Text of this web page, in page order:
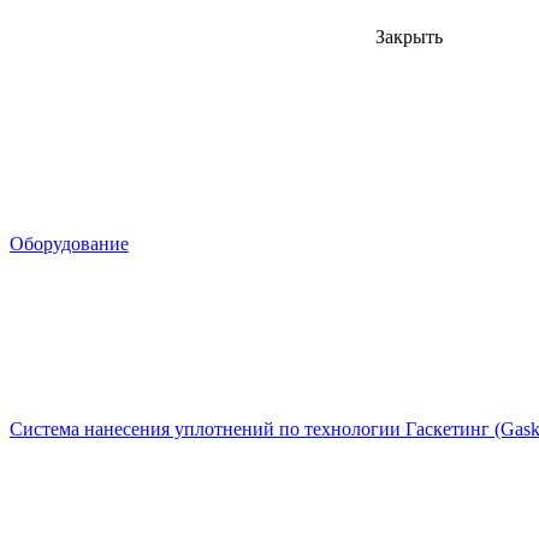
Закрыть
Оборудование
Система нанесения уплотнений по технологии Гаскетинг